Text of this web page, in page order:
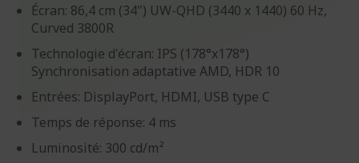
Écran: 86,4 cm (34") UW-QHD (3440 x 1440) 60 Hz,
Curved 3800R
Technologie d'écran: IPS (178°x178°)
Synchronisation adaptative AMD, HDR 10
Entrées: DisplayPort, HDMI, USB type C
Temps de réponse: 4 ms
Luminosité: 300 cd/m²